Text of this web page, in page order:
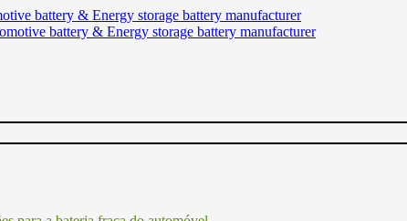
battery & Energy storage battery manufacturer